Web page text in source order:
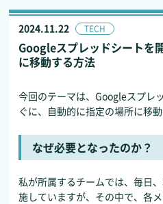
2024.11.22 TECH
Googleスプレッドシートを
に移動する方法
今回のテーマは、Googleスプレ
ぐに、自動的に指定の場所に移
なぜ必要となったのか？
私が所属するチームでは、毎日
施していますが、その中で、各